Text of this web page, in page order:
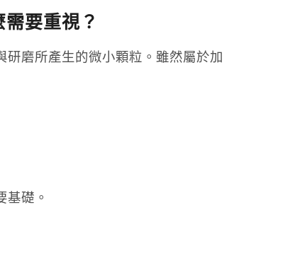
要重視？
磨所產生的微小顆粒。雖然屬於加
礎。